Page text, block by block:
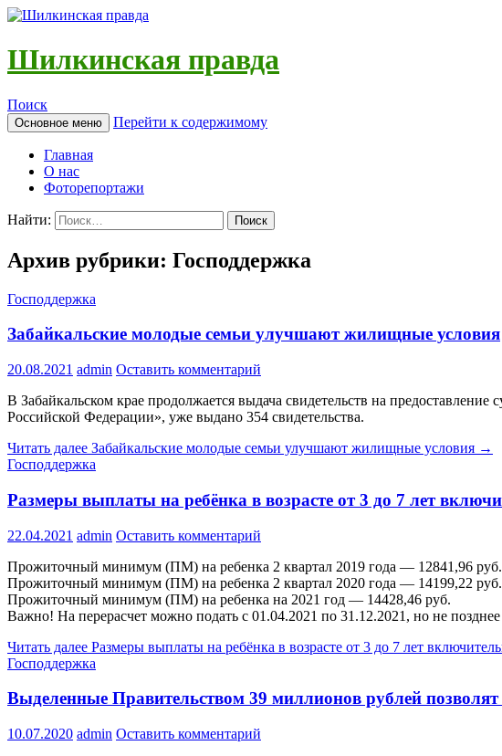
Шилкинская правда
Поиск
Основное меню Перейти к содержимому
Главная
О нас
Фоторепортажи
Найти:
Архив рубрики: Господдержка
Господдержка
Забайкальские молодые семьи улучшают жилищные условия
20.08.2021 admin Оставить комментарий
В Забайкальском крае продолжается выдача свидетельств на
Российской Федерации», уже выдано 354 свидетельства.
Читать далее Забайкальские молодые семьи улучшают жилищные условия →
Господдержка
Размеры выплаты на ребёнка в возрасте от 3 до 7 лет
22.04.2021 admin Оставить комментарий
Прожиточный минимум (ПМ) на ребенка 2 квартал 2019 года — 12841,96 руб.
Прожиточный минимум (ПМ) на ребенка 2 квартал 2020 года — 14199,22 руб.
Прожиточный минимум (ПМ) на ребенка на 2021 год — 14428,46 руб.
Важно! На перерасчет можно подать с 01.04.2021 по 31.12.2021, но не позднее
Читать далее Размеры выплаты на ребёнка в возрасте от 3 до 7 лет
Господдержка
Выделенные Правительством 39 миллионов рублей позволят
10.07.2020 admin Оставить комментарий